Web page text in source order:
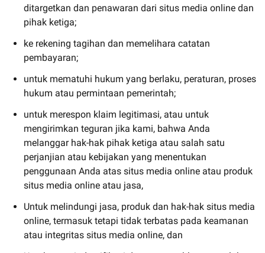
ditargetkan dan penawaran dari situs media online dan
pihak ketiga;
ke rekening tagihan dan memelihara catatan
pembayaran;
untuk mematuhi hukum yang berlaku, peraturan, proses
hukum atau permintaan pemerintah;
untuk merespon klaim legitimasi, atau untuk
mengirimkan teguran jika kami, bahwa Anda
melanggar hak-hak pihak ketiga atau salah satu
perjanjian atau kebijakan yang menentukan
penggunaan Anda atas situs media online atau produk
situs media online atau jasa,
Untuk melindungi jasa, produk dan hak-hak situs media
online, termasuk tetapi tidak terbatas pada keamanan
atau integritas situs media online, dan